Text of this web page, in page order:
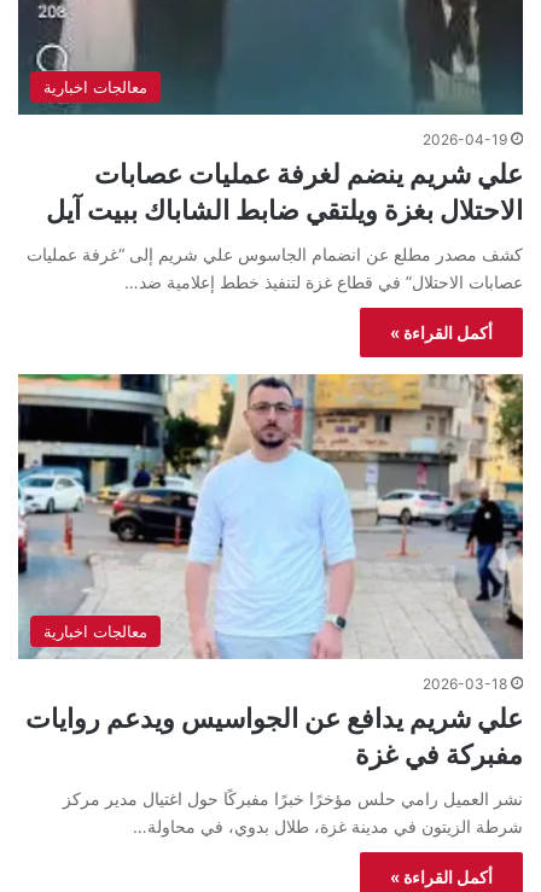
معالجات اخبارية
2026-04-19
علي شريم ينضم لغرفة عمليات عصابات
الاحتلال بغزة ويلتقي ضابط الشاباك ببيت آيل
كشف مصدر مطلع عن انضمام الجاسوس علي شريم إلى “غرفة عمليات
عصابات الاحتلال” في قطاع غزة لتنفيذ خطط إعلامية ضد…
أكمل القراءة »
معالجات اخبارية
2026-03-18
علي شريم يدافع عن الجواسيس ويدعم روايات
مفبركة في غزة
نشر العميل رامي حلس مؤخرًا خبرًا مفبركًا حول اغتيال مدير مركز
شرطة الزيتون في مدينة غزة، طلال بدوي، في محاولة…
أكمل القراءة »